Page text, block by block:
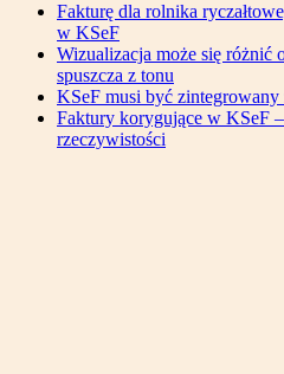
Fakturę dla rolnika
w KSeF
Wizualizacja może się różnić
spuszcza z tonu
KSeF musi być
Faktury korygujące w KSeF
rzeczywistości